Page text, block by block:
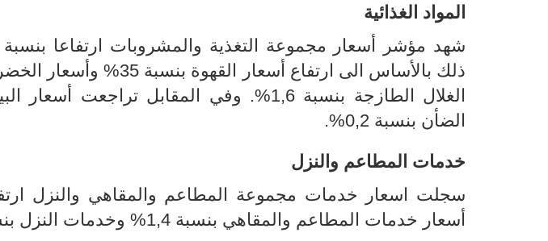
المواد الغذائية
شهد مؤشر أسعار مجموعة التغذية والمشروبات ارتفاعا
ذلك بالأساس الى ارتفاع أسعار القهوة بنسبة 35% وأسعار الخضر الطازجة بنسبة 5,5% وأسعار
الغلال الطازجة بنسبة 6,
1%. وفي المقابل تراجعت أسعار
الضأن بنسبة 0,2%.
خدمات المطاعم والنزل
سجلت اسعار
أسعار خدمات المطاعم والمقاهي بنسبة 1,4% وخدمات النزل بنسبة 9,2%